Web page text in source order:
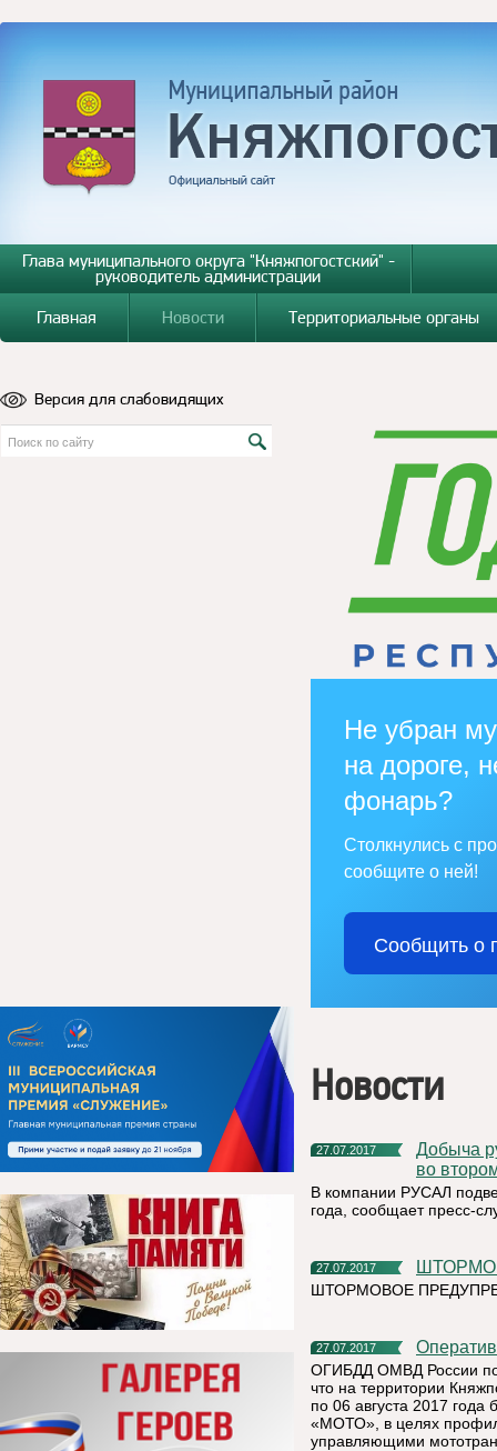
Глава муниципального округа "Княжпогостский" -
руководитель администрации
Главная
Новости Территориальные органы
Версия для слабовидящих
Не убран
на дороге,
фонарь?
Столкнулись с
сообщите о ней!
Сообщить о
Новости
27.07.2017
Добыча руды на предприятии «Боксит Тимана» увеличилась
во
В компании РУСАЛ
года, сообщает пресс-
27.07.2017
ШТОРМОВОЕ
27.07.2017
ОГИБДД ОМВД России по
что на территории
по 06 августа 2017 года
«МОТО», в целях
управляющими